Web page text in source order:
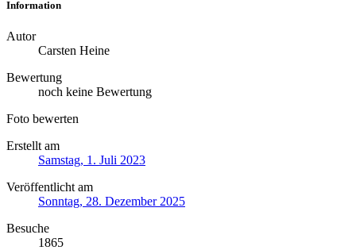
Information
Autor
Carsten Heine
Bewertung
noch keine Bewertung
Foto bewerten
Erstellt am
Samstag, 1. Juli 2023
Veröffentlicht am
Sonntag, 28. Dezember 2025
Besuche
1865